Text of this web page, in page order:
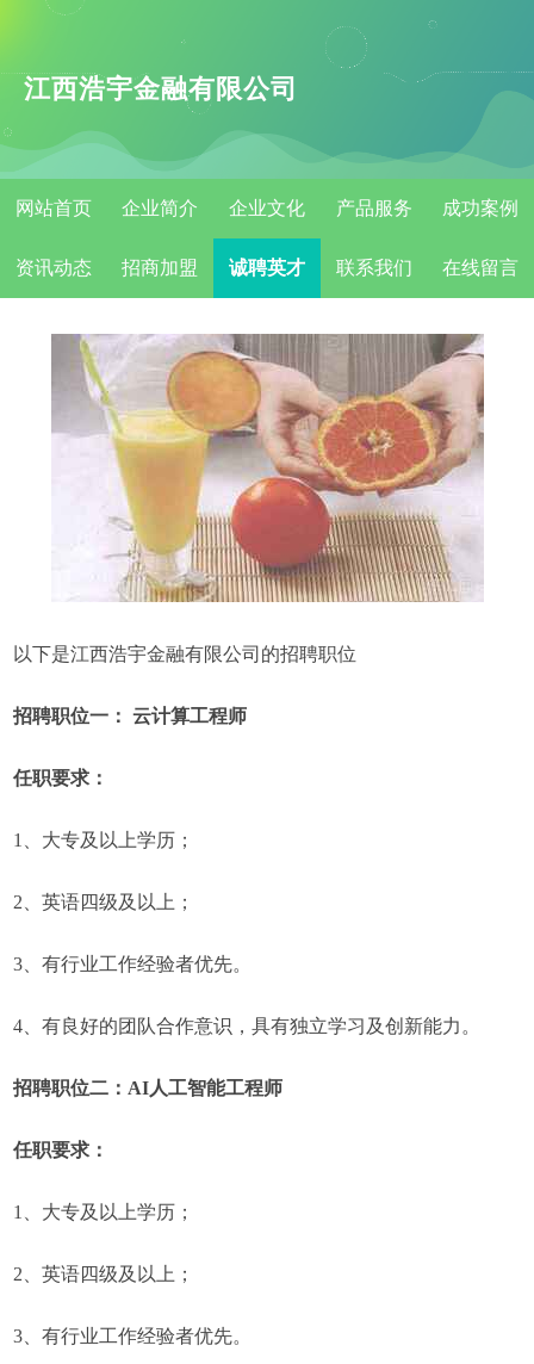
江西浩宇金融有限公司
网站首页 企业简介 企业文化 产品服务 成功案例
资讯动态 招商加盟 诚聘英才 联系我们 在线留言
以下是江西浩宇金融有限公司的招聘职位
招聘职位一： 云计算工程师
任职要求：
1、大专及以上学历；
2、英语四级及以上；
3、有行业工作经验者优先。
4、有良好的团队合作意识，具有独立学习及创新能力。
招聘职位二：AI人工智能工程师
任职要求：
1、大专及以上学历；
2、英语四级及以上；
3、有行业工作经验者优先。